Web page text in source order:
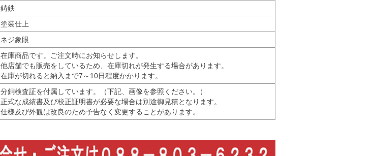
鋳鉄
塗装仕上
ネジ象眼
在庫商品です。ご注文時にお知らせします。
他店舗でも販売をしているため、在庫切れが発生する場合があります。
在庫が切れると納入まで7～10日程度かかります。
分銅検査証を付属しています。（下記、画像を参照ください。）
正式な成績書及び校正証明書が必要な場合は別途御見積となります。
仕様及び外観は改良のため予告なく変更することがあります。